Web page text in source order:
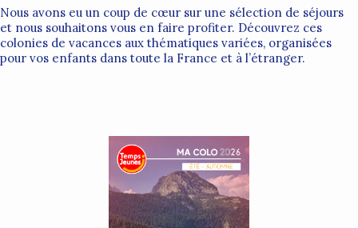
Nous avons eu un coup de cœur sur une sélection de séjours
et nous souhaitons vous en faire profiter. Découvrez ces
colonies de vacances aux thématiques variées, organisées
pour vos enfants dans toute la France et à l’étranger.